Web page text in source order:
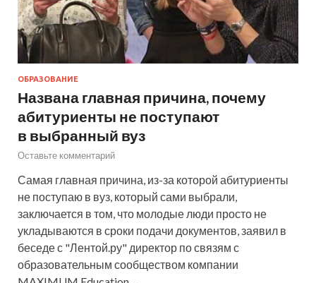
ОБРАЗОВАНИЕ
Названа главная причина, почему
абитуриенты не поступают
в выбранный вуз
Оставьте комментарий
Самая главная причина, из-за которой абитуриенты
не поступаю в вуз, который сами выбрали,
заключается в том, что молодые люди просто не
укладываются в сроки подачи документов, заявил в
беседе с "Лентой.ру" директор по связям с
образовательным сообществом компании